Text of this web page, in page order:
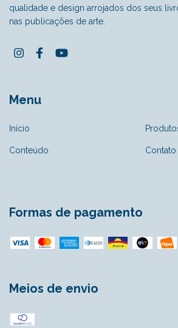
qualidade e design arrojados dos seus
nas publicações de arte.
Menu
Início
Conteúdo Contato
Formas de pagamento
Meios de envio